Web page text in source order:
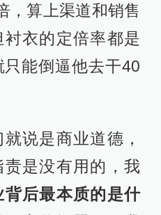
，算上渠道和销售
衣的定倍率都是
能倒逼他去干40
说是商业道德，
是没有用的，我
后最本质的是什